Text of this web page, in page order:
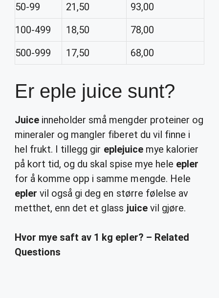
50-99
21,50
93,00
100-499
18,50
78,00
500-999
17,50 68,00
Er eple juice sunt?
Juice inneholder små mengder proteiner og
mineraler og mangler fiberet du vil finne i
hel frukt. I tillegg gir eplejuicemye kalorier
på kort tid, og du skal spise mye hele epler
for å komme opp i samme mengde. Hele
epler vil også gi deg en større følelse av
metthet, enn det et glass juicevil gjøre.
Hvor mye saft av 1 kg epler? – Related
Questions